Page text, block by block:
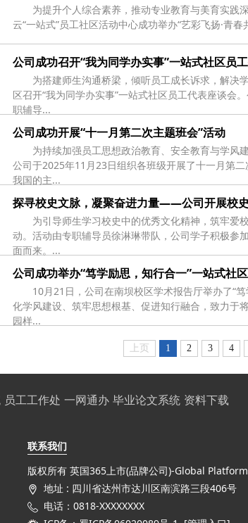
为提升个人综合素养，推动专业教育与美育实践
云“一站式”员工社区活动中心成功举办“艺彩飞扬·
公司成功召开“我为同学办实事”一站式社区员
为搭建师生沟通桥梁，倾听员工成长诉求，解决
区召开“我为同学办实事”一站式社区员工代表座谈会
职辅导...
公司成功开展“十一月第二次主题班会”活动
为持续加强员工思想政治教育、安全教育与学风
公司于2025年11月23日组织各班级开展了十一月第
我国的主...
探寻校史文脉，凝聚奋进力量——公司开展校
为引导师生学习校史中的优秀文化精神，筑牢爱
动。活动由专职辅导员徐淋琳带队，公司学子积极参
面而来。...
公司成功举办“笃学励思，知行合一”一站式社
10月21日，公司在南坝校区学术报告厅举办了“
化学风建设、筑牢思想根基、促进知行融合，致力于
园样...
上页 1 2 3 4
员工工作处 一网通办 毕业论文系统 资料下载
联系我们
版权所有 英国365上市(品牌公司)-Global Platform
地址 : 四川省达州市达川区南滨路三段406号
电话：0818-XXXXXXXX